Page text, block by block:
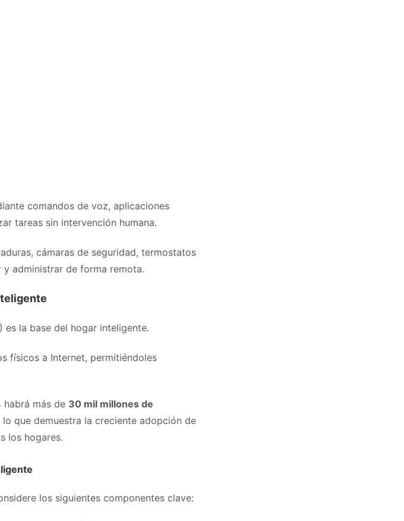
comandos de voz, aplicaciones
tareas sin intervención humana.
cámaras de seguridad, termostatos
administrar de forma remota.
es la base del hogar inteligente.
físicos a Internet, permitiéndoles
habrá más de 30 mil millones de
lo que demuestra la creciente adopción de
los hogares.
los siguientes componentes clave: